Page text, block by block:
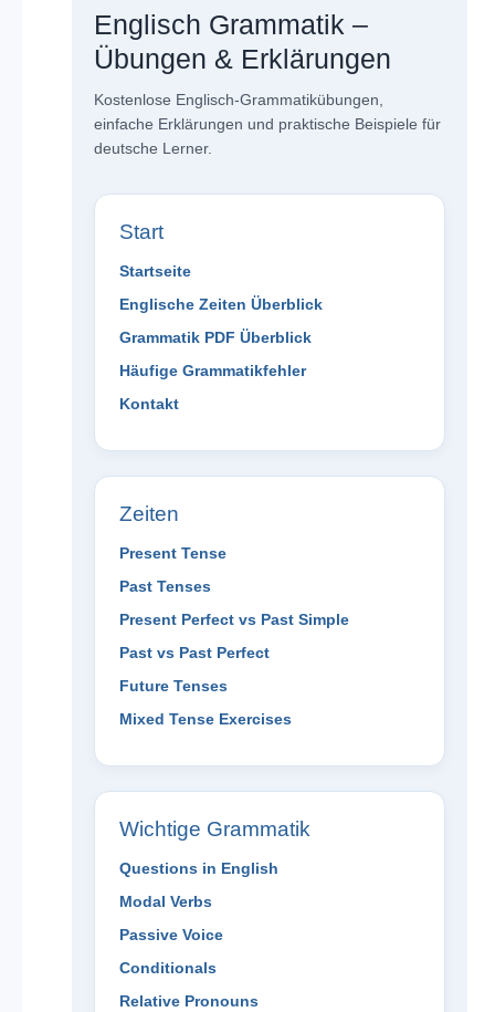
Englisch Grammatik –
Übungen & Erklärungen
Kostenlose Englisch-Grammatikübungen,
einfache Erklärungen und praktische Beispiele für
deutsche Lerner.
Start
Startseite
Englische Zeiten Überblick
Grammatik PDF Überblick
Häufige Grammatikfehler
Kontakt
Zeiten
Present Tense
Past Tenses
Present Perfect vs Past Simple
Past vs Past Perfect
Future Tenses
Mixed Tense Exercises
Wichtige Grammatik
Questions in English
Modal Verbs
Passive Voice
Conditionals
Relative Pronouns